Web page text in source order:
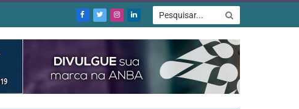
Facebook
TwitterInstagram
LinkedIn